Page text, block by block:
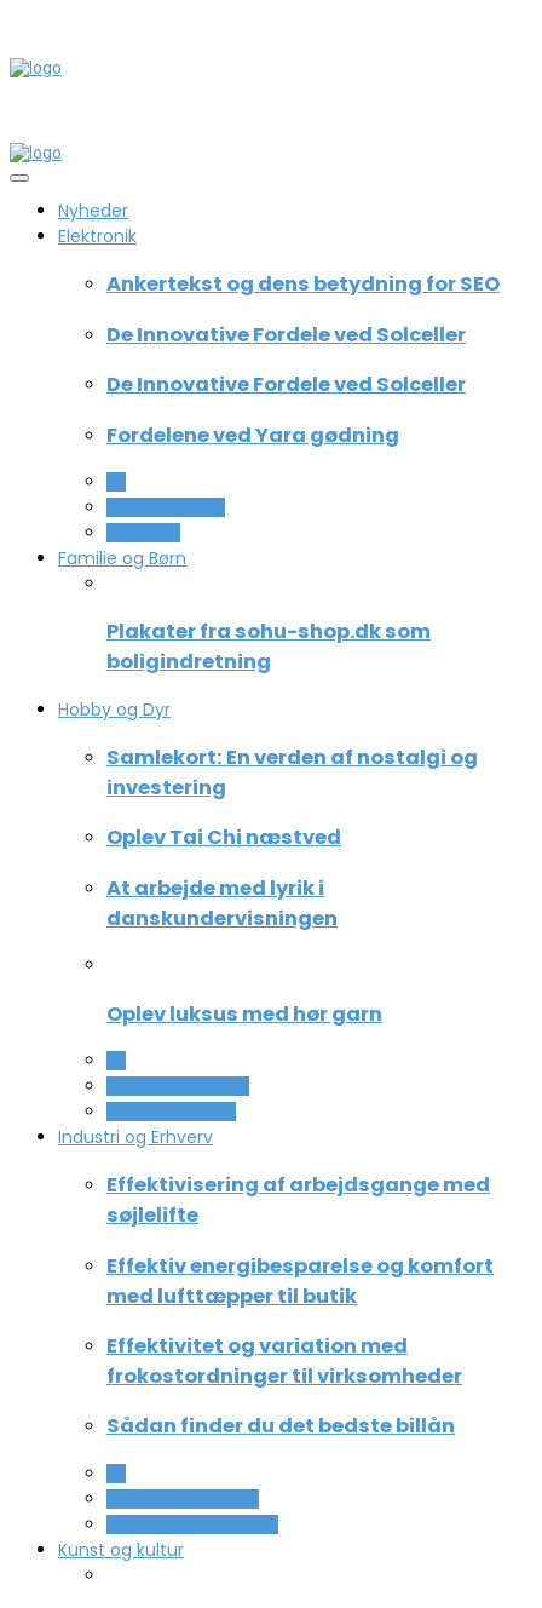
Nyheder
Elektronik
Ankertekst og dens betydning for SEO
De Innovative Fordele ved Solceller
De Innovative Fordele ved Solceller
Fordelene ved Yara gødning
Familie og Børn
Plakater fra sohu-shop.dk som
boligindretning
Hobby og Dyr
Samlekort: En verden af nostalgi og
investering
Oplev Tai Chi næstved
At arbejde med lyrik i
danskundervisningen
Oplev luksus med hør garn
Industri og Erhverv
Effektivisering af arbejdsgange med
søjlelifte
Effektiv energibesparelse og komfort
med lufttæpper til butik
Effektivitet og variation med
frokostordninger til virksomheder
Sådan finder du det bedste billån
Kunst og kultur